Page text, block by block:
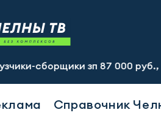
зп 87 000 руб.,
Справочник